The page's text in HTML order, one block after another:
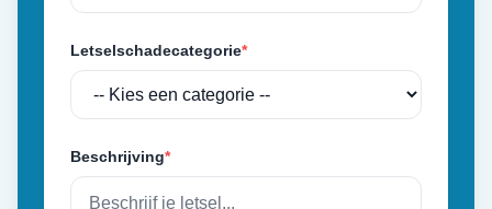
Letselschadecategorie*
Beschrijving*